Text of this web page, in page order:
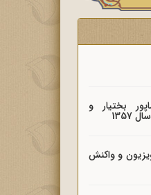
بختیار و
و واکنش